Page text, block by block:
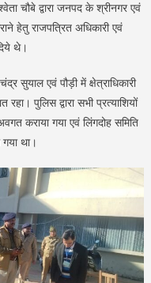
चौबे द्वारा जनपद के श्रीनगर एवं
हेतु राजपत्रित अधिकारी एवं
थे।
सुयाल एवं पौड़ी में क्षेत्राधिकारी
पुलिस द्वारा सभी प्रत्याशियों
कराया गया एवं लिंगदोह समिति
था।